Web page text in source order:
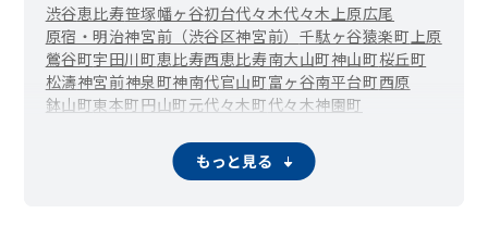
渋谷恵比寿笹塚幡ヶ谷初台代々木代々木上原広尾
原宿・明治神宮前（渋谷区神宮前） 千駄ヶ谷猿楽町 上原
鶯谷町宇田川町恵比寿西恵比寿南大山町神山町桜丘町
松濤神宮前神泉町神南代官山町富ヶ谷南平台町西原
鉢山町東本町円山町元代々木町代々木神園町
もっと見る